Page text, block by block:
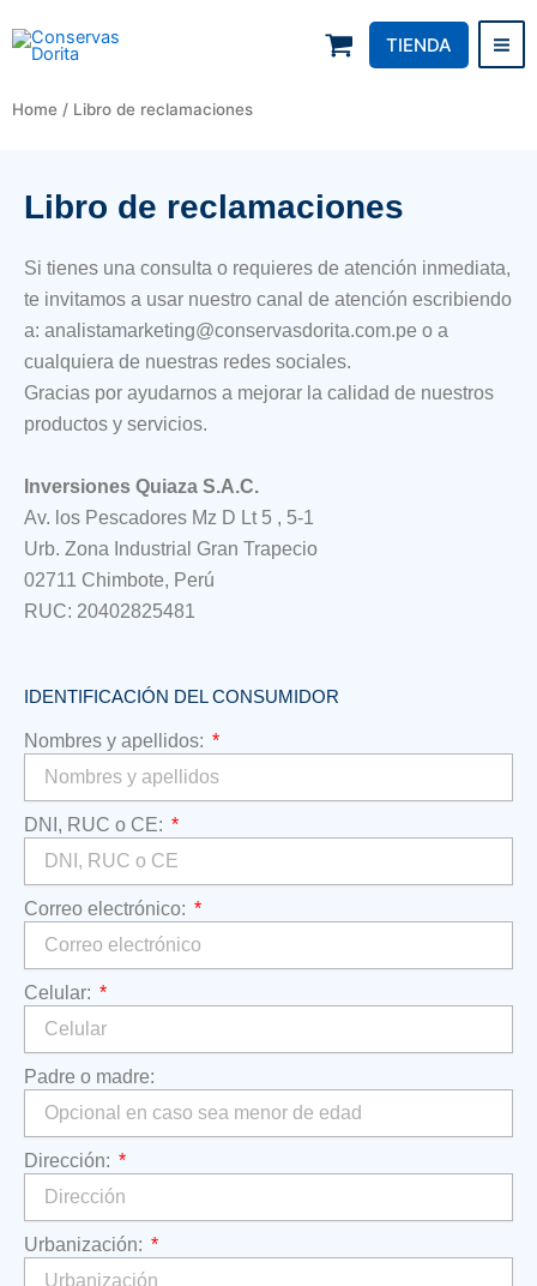
to
TIENDA
Home / Libro de reclamaciones
Libro de reclamaciones
Si tienes una consulta o requieres de atención inmediata,
te invitamos a usar nuestro canal de atención escribiendo
a: analistamarketing@conservasdorita.com.pe o a
cualquiera de nuestras redes sociales.
Gracias por ayudarnos a mejorar la calidad de nuestros
productos y servicios.
Inversiones Quiaza S.A.C.
Av. los Pescadores Mz D Lt 5 , 5-1
Urb. Zona Industrial Gran Trapecio
02711 Chimbote, Perú
RUC: 20402825481
IDENTIFICACIÓN DEL CONSUMIDOR
Nombres y apellidos:
DNI, RUC o CE:
Correo electrónico:
Celular:
Padre o madre:
Dirección:
Urbanización: